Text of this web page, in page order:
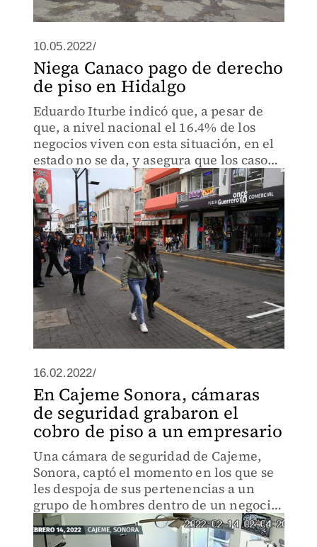
10.05.2022/
Niega Canaco pago de derecho
de piso en Hidalgo
Eduardo Iturbe indicó que, a pesar de
que, a nivel nacional el 16.4% de los
negocios viven con esta situación, en el
estado no se da, y asegura que los casos
violentos que se han presentado en
Pachuca son casos aislados
16.02.2022/
En Cajeme Sonora, cámaras
de seguridad grabaron el
cobro de piso a un empresario
Una cámara de seguridad de Cajeme,
Sonora, captó el momento en los que se
les despoja de sus pertenencias a un
grupo de hombres dentro de un negocio
y aparentemente, les cobran derecho de
piso